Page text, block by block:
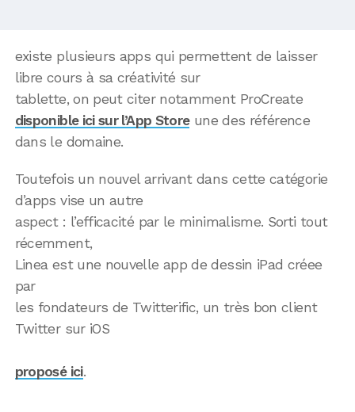
existe plusieurs apps qui permettent de laisser
libre cours à sa créativité sur
tablette, on peut citer notamment ProCreate
disponible ici sur l’App Storeune des référence
dans le domaine.
Toutefois un nouvel arrivant dans cette catégorie
d’apps vise un autre
aspect : l’efficacité par le minimalisme. Sorti tout
récemment,
Linea est une nouvelle app de dessin iPad créee
par
les fondateurs de Twitterific, un très bon client
Twitter sur iOS
proposé ici.